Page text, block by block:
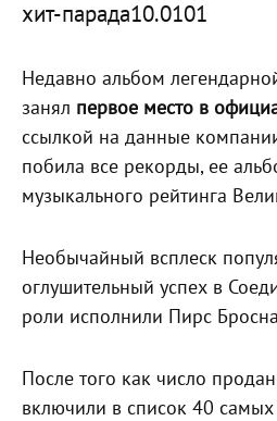
хит-парада10.0101
Недавно альбом
занял первое место в
ссылкой на данные
побила все рекорды, ее
музыкального рейтинга
Необычайный всплеск
оглушительный успех в
роли исполнили Пирс
После того как число
включили в список 40